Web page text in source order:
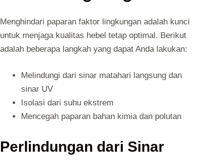
Menghindari paparan faktor lingkungan adalah kunci
untuk menjaga kualitas hebel tetap optimal. Berikut
adalah beberapa langkah yang dapat Anda lakukan:
Melindungi dari sinar matahari langsung dan
sinar UV
Isolasi dari suhu ekstrem
Mencegah paparan bahan kimia dan polutan
Perlindungan dari Sinar